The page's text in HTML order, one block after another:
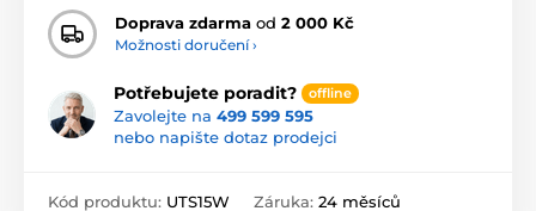
Doprava zdarma od 2 000 Kč
Možnosti doručení ›
Potřebujete poradit? offline
Zavolejte na 499 599 595
nebo napište dotaz prodejci
Kód produktu: UTS15W Záruka: 24 měsíců